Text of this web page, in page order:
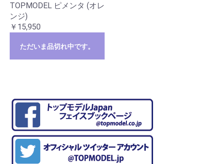
TOPMODEL ピメンタ (オレ
ンジ)
￥15,950
ただいま品切れ中です。